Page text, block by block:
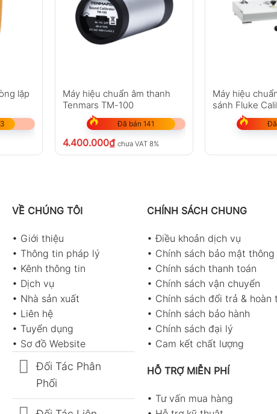
lặp
Máy hiệu chuẩn âm thanh
Tenmars TM-100
Đã bán 141
4.400.000₫ chưa VAT 8%
Máy hiệu
sánh Fluke
VỀ CHÚNG TÔI
• Giới thiệu
• Thông tin pháp lý
• Kênh thông tin
• Dịch vụ
• Nhà sản xuất
• Liên hệ
• Tuyển dụng
• Sơ đồ Website
Đối Tác Phân
Phối
CHÍNH SÁCH CHUNG
•Điều khoản dịch vụ
• Chính sách bảo mật
• Chính sách thanh toán
• Chính sách vận chuyển
• Chính sách đổi trả & hoàn
• Chính sách bảo hành
• Chính sách đại lý
• Cam kết chất lượng
HỖ TRỢ MIỄN PHÍ
• Tư vấn mua hàng